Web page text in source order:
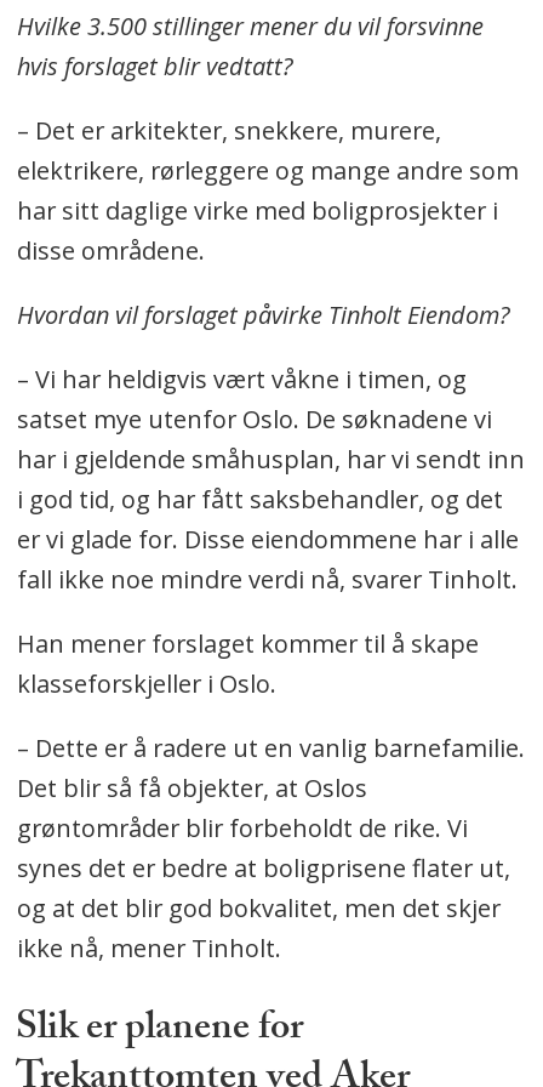
Hvilke 3.500 stillinger mener du vil forsvinne
hvis forslaget blir vedtatt?
– Det er arkitekter, snekkere, murere,
elektrikere, rørleggere og mange andre som
har sitt daglige virke med boligprosjekter i
disse områdene.
Hvordan vil forslaget påvirke Tinholt Eiendom?
– Vi har heldigvis vært våkne i timen, og
satset mye utenfor Oslo. De søknadene vi
har i gjeldende småhusplan, har vi sendt inn
i god tid, og har fått saksbehandler, og det
er vi glade for. Disse eiendommene har i alle
fall ikke noe mindre verdi nå, svarer Tinholt.
Han mener forslaget kommer til å skape
klasseforskjeller i Oslo.
– Dette er å radere ut en vanlig barnefamilie.
Det blir så få objekter, at Oslos
grøntområder blir forbeholdt de rike. Vi
synes det er bedre at boligprisene flater ut,
og at det blir god bokvalitet, men det skjer
ikke nå, mener Tinholt.
Slik er planene for